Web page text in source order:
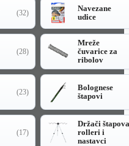
(32)
Navezane
udice
(28)
Mreže
čuvarice za
ribolov
(23)
Bolognese
štapovi
(17)
Držači štapova
rolleri i
nastavci